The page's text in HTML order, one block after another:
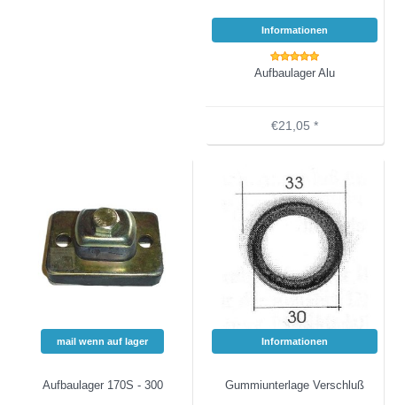
Informationen
Aufbaulager Alu
€21,05 *
mail wenn auf lager
Aufbaulager 170S - 300
Informationen
Gummiunterlage Verschluß